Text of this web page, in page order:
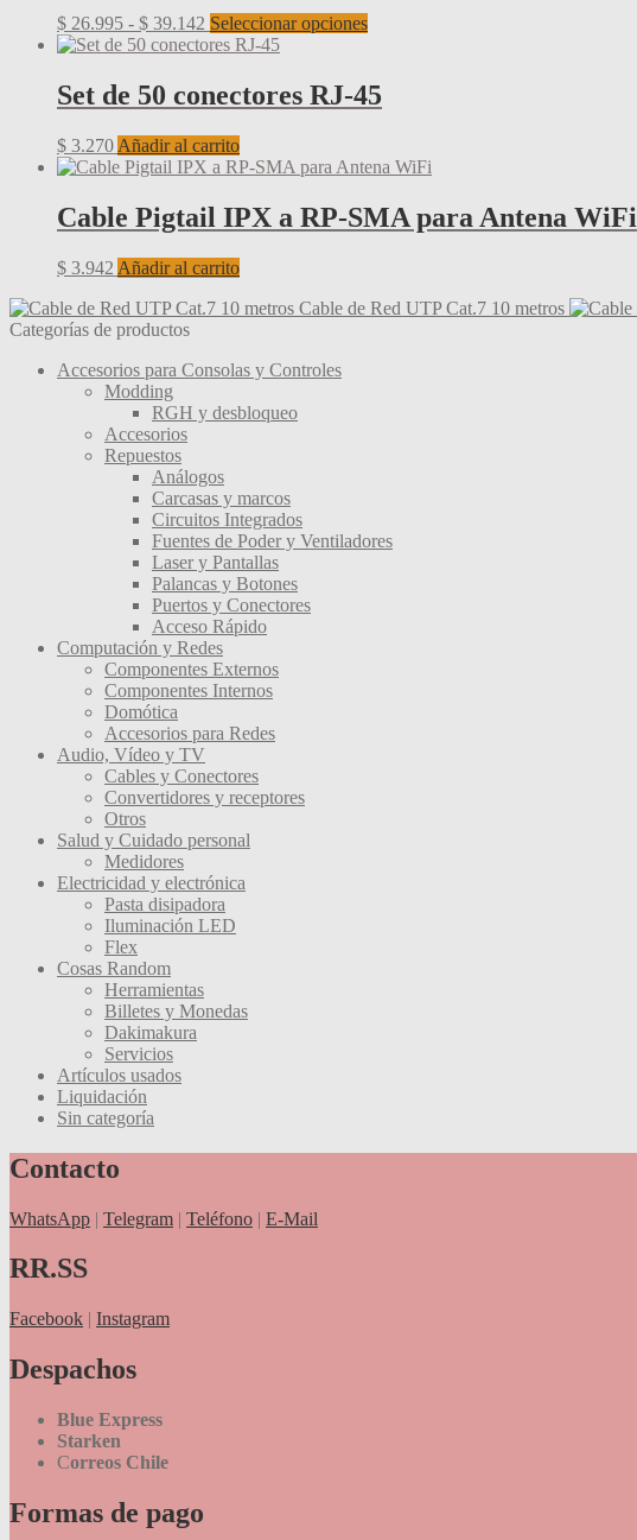
$ 26.995 - $ 39.142 Rango
de
desde
$ 26.995
$ 39.142
Seleccionar opcionesEste
múltiples
variantes.
se
elegir
en
de
producto
Set de 50 conectores RJ-45
$ 3.270 Añadir al carrito
Cable Pigtail IPX a RP-SMA para Antena WiFi
$ 3.942 Añadir al carrito
Cable de Red UTP Cat.7 10 metros
Categorías de productos
Accesorios para Consolas y Controles
Modding
RGH y desbloqueo
Accesorios
Repuestos
Análogos
Carcasas y marcos
Circuitos Integrados
Fuentes de Poder y Ventiladores
Laser y Pantallas
Palancas y Botones
Puertos y Conectores
Acceso Rápido
Computación y Redes
Componentes Externos
Componentes Internos
Domótica
Accesorios para Redes
Audio, Vídeo y TV
Cables y Conectores
Convertidores y receptores
Otros
Salud y Cuidado personal
Medidores
Electricidad y electrónica
Pasta disipadora
Iluminación LED
Flex
Cosas Random
Herramientas
Billetes y Monedas
Dakimakura
Servicios
Artículos usados
Liquidación
Sin categoría
Contacto
WhatsApp | Telegram | Teléfono | E-Mail
RR.SS
Facebook | Instagram
Despachos
Blue Express
Starken
Correos Chile
Formas de pago